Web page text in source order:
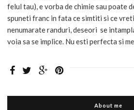
felul tau), e vorba de chimie sau poate
spuneti franc in fata ce simtiti si ce
nenumarate randuri, deseori se
voia sa se implice. Nu esti perfecta si
About me